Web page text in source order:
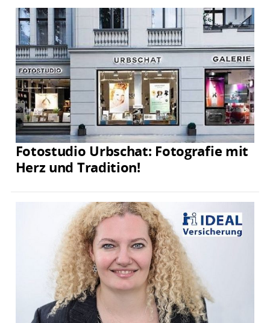
Fotostudio Urbschat: Fotografie mit
Herz und Tradition!